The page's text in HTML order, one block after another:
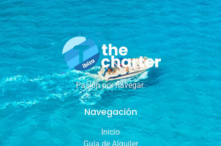
Pasión por navegar.
Navegación
Inicio
Guía de Alquiler